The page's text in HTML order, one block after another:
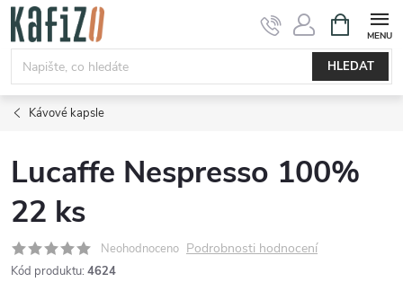
Přejít
obsah
HLEDAT
NÁKUPNÍ
KOŠÍK
Kávové kapsle
Lucaffe Nespresso 100%
22 ks
Neohodnoceno Podrobnosti hodnocení
Kód produktu: 4624